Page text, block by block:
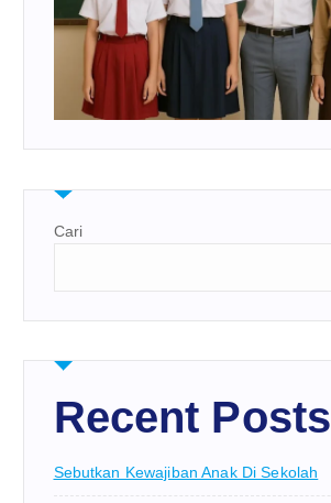
Cari
Recent Posts
Sebutkan Kewajiban Anak Di Sekolah